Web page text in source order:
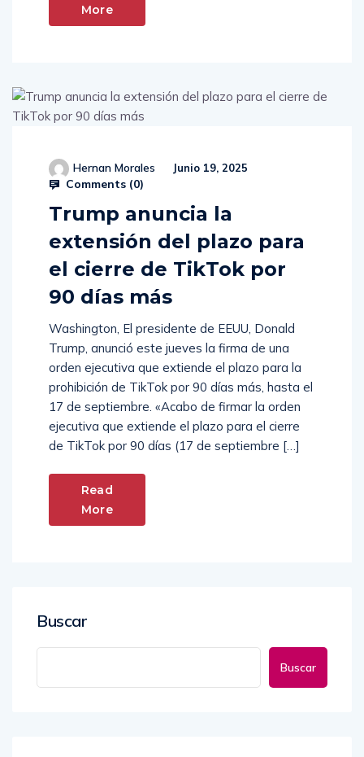
More
Hernan Morales Junio 19, 2025
Comments (0)
Trump anuncia la
extensión del plazo para
el cierre de TikTok por
90 días más
Washington, El presidente de EEUU, Donald
Trump, anunció este jueves la firma de una
orden ejecutiva que extiende el plazo para la
prohibición de TikTok por 90 días más, hasta el
17 de septiembre. «Acabo de firmar la orden
ejecutiva que extiende el plazo para el cierre
de TikTok por 90 días (17 de septiembre […]
Read
More
Buscar
Buscar